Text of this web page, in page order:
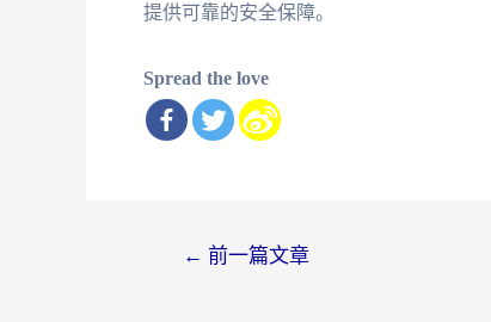
提供可靠的安全保障。
Spread the love
← 前一篇文章